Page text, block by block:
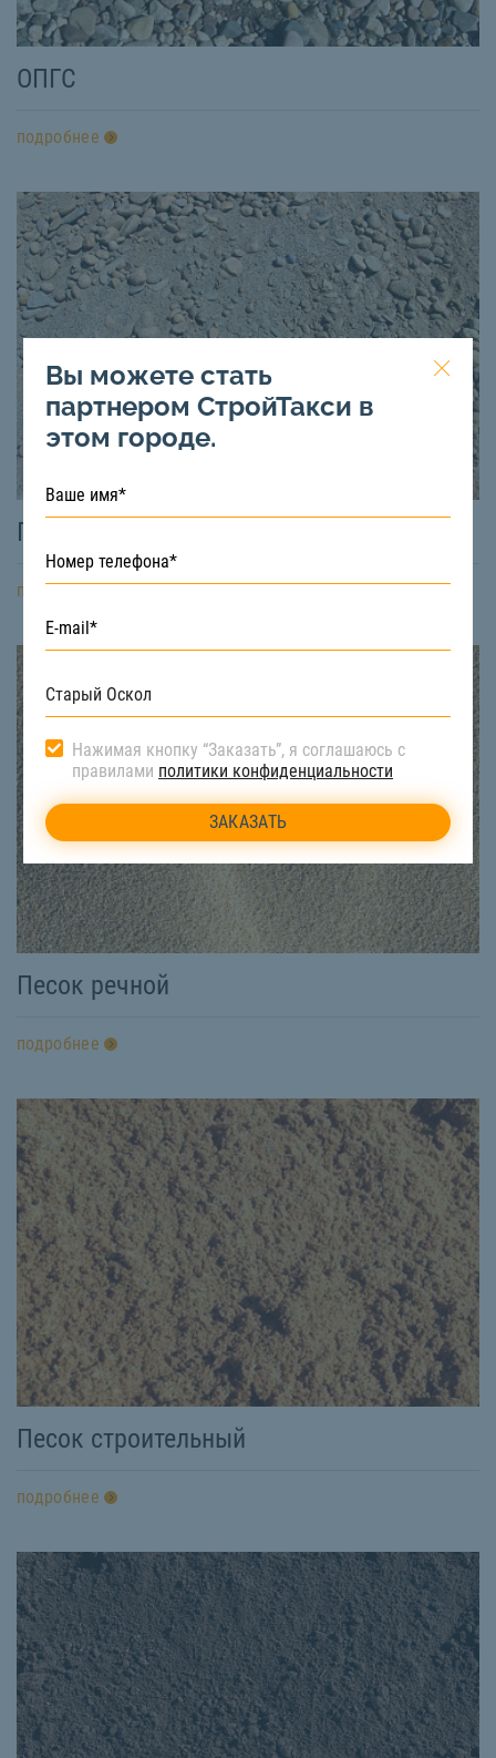
ОПГС
подробнее
ПГС
подробнее
Песок речной
подробнее
Песок строительный
подробнее
Вы можете стать
партнером СтройТакси в
этом городе.
Нажимая кнопку “Заказать”, я соглашаюсь с
правилами политики конфиденциальности